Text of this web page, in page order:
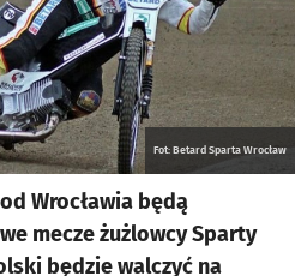
Fot: Betard Sparta Wrocław
Wrocławia będą
mecze żużlowcy Sparty
będzie walczyć na